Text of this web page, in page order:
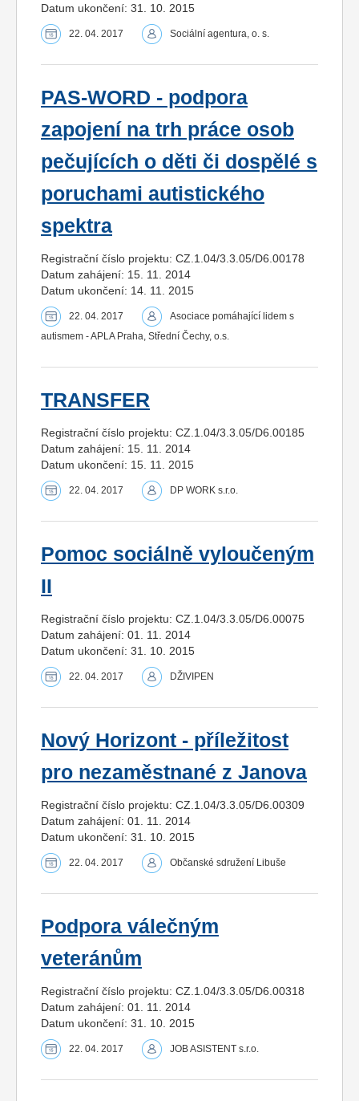
Datum ukončení: 31. 10. 2015
22. 04. 2017 Sociální agentura, o. s.
PAS-WORD - podpora
zapojení na trh práce osob
pečujících o děti či dospělé s
poruchami autistického
spektra
Registrační číslo projektu: CZ.1.04/3.3.05/D6.00178
Datum zahájení: 15. 11. 2014
Datum ukončení: 14. 11. 2015
22. 04. 2017
Asociace pomáhající lidem s
autismem - APLA Praha, Střední Čechy, o.s.
TRANSFER
Registrační číslo projektu: CZ.1.04/3.3.05/D6.00185
Datum zahájení: 15. 11. 2014
Datum ukončení: 15. 11. 2015
22. 04. 2017 DP WORK s.r.o.
Pomoc sociálně vyloučeným
II
Registrační číslo projektu: CZ.1.04/3.3.05/D6.00075
Datum zahájení: 01. 11. 2014
Datum ukončení: 31. 10. 2015
22. 04. 2017 DŽIVIPEN
Nový Horizont - příležitost
pro nezaměstnané z Janova
Registrační číslo projektu: CZ.1.04/3.3.05/D6.00309
Datum zahájení: 01. 11. 2014
Datum ukončení: 31. 10. 2015
22. 04. 2017 Občanské sdružení Libuše
Podpora válečným
veteránům
Registrační číslo projektu: CZ.1.04/3.3.05/D6.00318
Datum zahájení: 01. 11. 2014
Datum ukončení: 31. 10. 2015
22. 04. 2017 JOB ASISTENT s.r.o.